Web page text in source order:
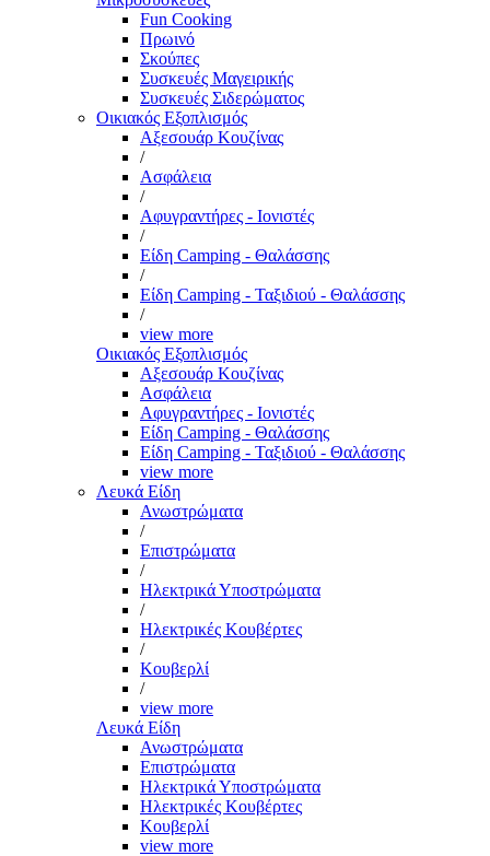
Fun Cooking
Πρωινό
Σκούπες
Συσκευές Μαγειρικής
Συσκευές Σιδερώματος
Οικιακός Εξοπλισμός
Αξεσουάρ Κουζίνας
/
Ασφάλεια
/
Αφυγραντήρες - Ιονιστές
/
Είδη Camping - Θαλάσσης
/
Είδη Camping - Ταξιδιού - Θαλάσσης
/
view more
Οικιακός Εξοπλισμός
Αξεσουάρ Κουζίνας
Ασφάλεια
Αφυγραντήρες - Ιονιστές
Είδη Camping - Θαλάσσης
Είδη Camping - Ταξιδιού - Θαλάσσης
view more
Λευκά Είδη
Ανωστρώματα
/
Επιστρώματα
/
Ηλεκτρικά Υποστρώματα
/
Ηλεκτρικές Κουβέρτες
/
Κουβερλί
/
view more
Λευκά Είδη
Ανωστρώματα
Επιστρώματα
Ηλεκτρικά Υποστρώματα
Ηλεκτρικές Κουβέρτες
Κουβερλί
view more